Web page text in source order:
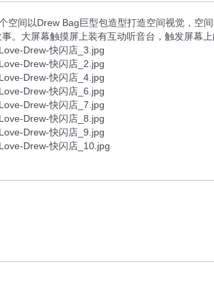
空间以Drew Bag巨型包造型打造空间视觉，空
事。大屏幕触摸屏上装有互动听音台，触发屏幕